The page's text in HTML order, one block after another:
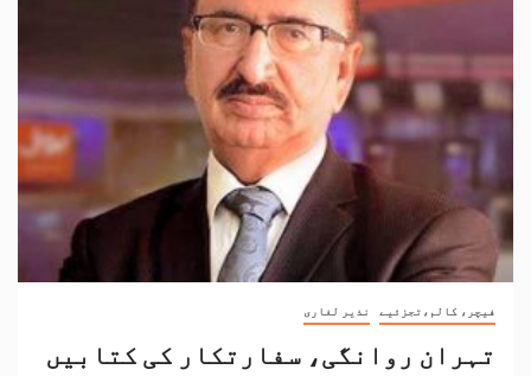
فیچر، کالم،تجزئیے نذیر لغاری
تہران روانگی، سفارتکار کی کتابیں